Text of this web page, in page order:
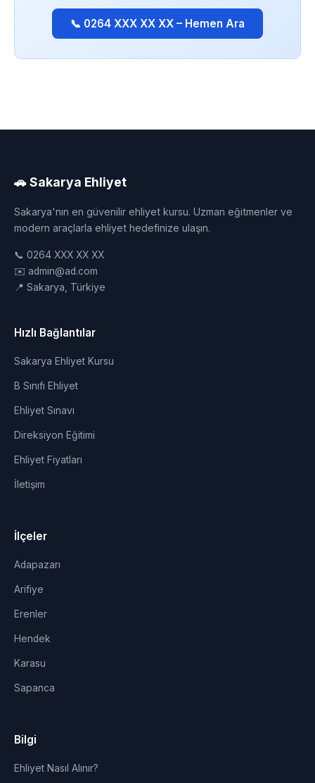
📞 0264 XXX XX XX – Hemen Ara
🚗 Sakarya Ehliyet
Sakarya'nın en güvenilir ehliyet kursu. Uzman eğitmenler ve
modern araçlarla ehliyet hedefinize ulaşın.
📞 0264 XXX XX XX
✉️ admin@ad.com
📍 Sakarya, Türkiye
Hızlı Bağlantılar
Sakarya Ehliyet Kursu
B Sınıfı Ehliyet
Ehliyet Sınavı
Direksiyon Eğitimi
Ehliyet Fiyatları
İletişim
İlçeler
Adapazarı
Arifiye
Erenler
Hendek
Karasu
Sapanca
Bilgi
Ehliyet Nasıl Alınır?